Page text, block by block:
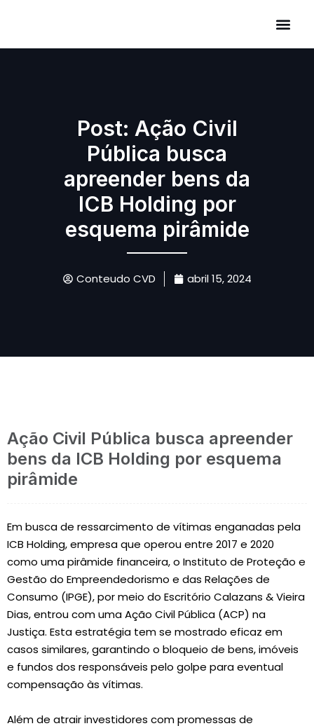
Post: Ação Civil
Pública busca
apreender bens da
ICB Holding por
esquema pirâmide
Conteudo CVD abril 15, 2024
Ação Civil Pública busca apreender
bens da ICB Holding por esquema
pirâmide
Em busca de ressarcimento de vítimas enganadas pela
ICB Holding, empresa que operou entre 2017 e 2020
como uma pirâmide financeira, o Instituto de Proteção e
Gestão do Empreendedorismo e das Relações de
Consumo (IPGE), por meio do Escritório Calazans & Vieira
Dias, entrou com uma Ação Civil Pública (ACP) na
Justiça. Esta estratégia tem se mostrado eficaz em
casos similares, garantindo o bloqueio de bens, imóveis
e fundos dos responsáveis pelo golpe para eventual
compensação às vítimas.
Além de atrair investidores com promessas de